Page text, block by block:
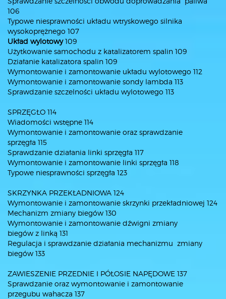
106
Typowe niesprawności układu wtryskowego silnika
wysokoprężnego 107
Układ wylotowy109
Użytkowanie samochodu z katalizatorem spalin 109
Działanie katalizatora spalin 109
Wymontowanie i zamontowanie układu wylotowego 112
Wymontowanie i zamontowanie sondy lambda 113
Sprawdzanie szczelności układu wylotowego 113
SPRZĘGŁO 114
Wiadomości wstępne 114
Wymontowanie i zamontowanie oraz sprawdzanie
sprzęgła 115
Sprawdzanie działania linki sprzęgła 117
Wymontowanie i zamontowanie linki sprzęgła 118
Typowe niesprawności sprzęgła 123
SKRZYNKA PRZEKŁADNIOWA 124
Wymontowanie i zamontowanie skrzynki przekładniowej 124
Mechanizm zmiany biegów 130
Wymontowanie i zamontowanie dźwigni zmiany
biegów z linką 131
Regulacja i sprawdzanie działania mechanizmu zmiany
biegów 133
ZAWIESZENIE PRZEDNIE I PÓŁOSIE NAPĘDOWE 137
Sprawdzanie oraz wymontowanie i zamontowanie
przegubu wahacza 137